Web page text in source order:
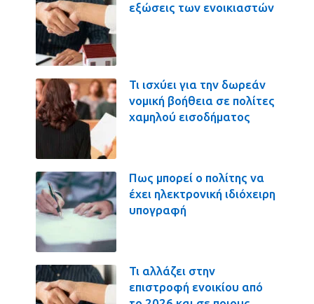
εξώσεις των ενοικιαστών
Τι ισχύει για την δωρεάν
νομική βοήθεια σε πολίτες
χαμηλού εισοδήματος
Πως μπορεί ο πολίτης να
έχει ηλεκτρονική ιδιόχειρη
υπογραφή
Τι αλλάζει στην
επιστροφή ενοικίου από